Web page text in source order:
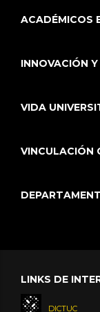
ACADÉMICOS
INNOVACIÓN
VIDA
VINCULACIÓN
LINKS DE
DICTUC